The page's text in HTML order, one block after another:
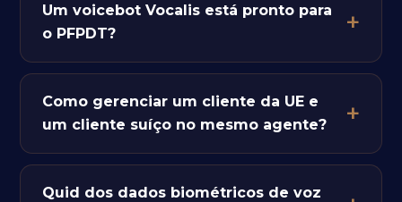
Um voicebot Vocalis está pronto para
o PFPDT?
Como gerenciar um cliente da UE e
um cliente suíço no mesmo agente?
Quid dos dados biométricos de voz